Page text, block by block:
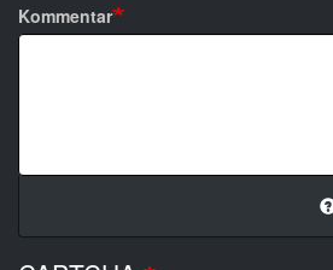
Kommentar